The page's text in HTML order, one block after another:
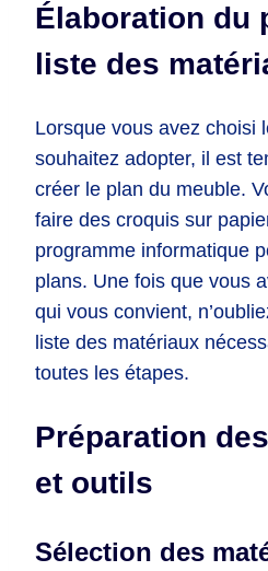
Élaboration du
liste des
Lorsque vous avez choisi
souhaitez adopter, il est
créer le plan du meuble.
faire des croquis sur
programme informatique
plans. Une fois que vous
qui vous convient,
liste des matériaux
toutes les étapes.
Préparation
et outils
Sélection des